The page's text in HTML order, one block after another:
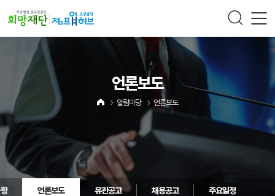
언론보도
알림마당 언론보도
언론보도 유관공고 채용공고 주요일정